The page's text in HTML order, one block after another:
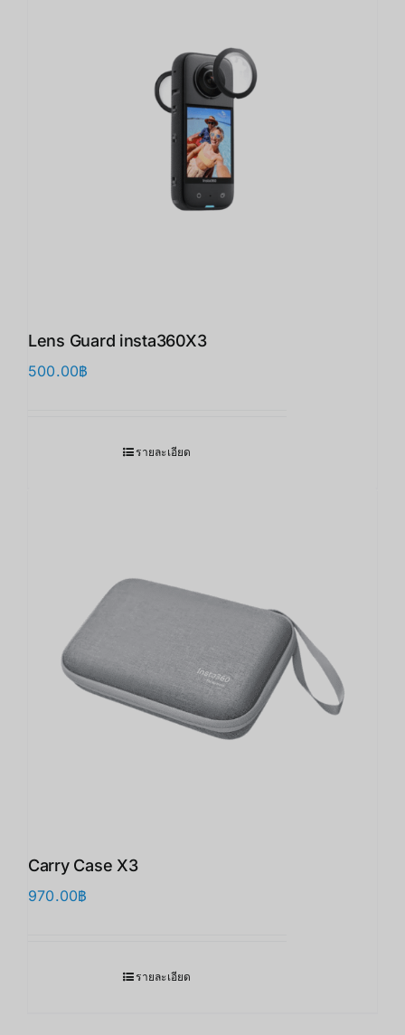
Lens Guard insta360X3 ​
500.00฿
รายละเอียด
Carry Case X3
970.00฿
รายละเอียด